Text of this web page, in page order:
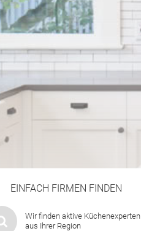
EINFACH FIRMEN FINDEN
Wir finden aktive Küchenexperten
aus Ihrer Region